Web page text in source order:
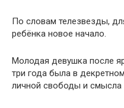
По словам телезвезды,
ребёнка новое начало.
Молодая девушка после
три года была в
личной свободы и смысла